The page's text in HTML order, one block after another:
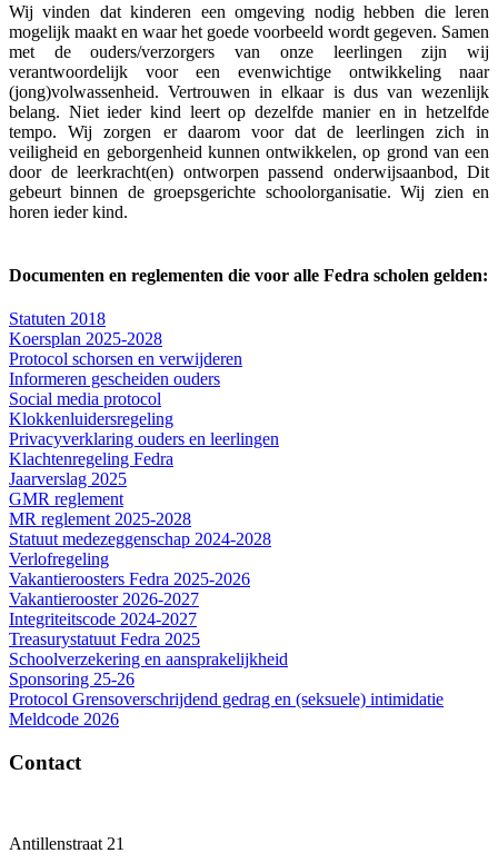
Wij vinden dat kinderen een omgeving nodig hebben die leren
mogelijk maakt en waar het goede voorbeeld wordt gegeven. Samen
met de ouders/verzorgers van onze leerlingen zijn wij
verantwoordelijk voor een evenwichtige ontwikkeling naar
(jong)volwassenheid. Vertrouwen in elkaar is dus van wezenlijk
belang. Niet ieder kind leert op dezelfde manier en in hetzelfde
tempo. Wij zorgen er daarom voor dat de leerlingen zich in
veiligheid en geborgenheid kunnen ontwikkelen, op grond van een
door de leerkracht(en) ontworpen passend onderwijsaanbod, Dit
gebeurt binnen de groepsgerichte schoolorganisatie. Wij zien en
horen ieder kind.
Documenten en reglementen die voor alle Fedra scholen gelden:
Statuten 2018
Koersplan 2025-2028
Protocol schorsen en verwijderen
Informeren gescheiden ouders
Social media protocol
Klokkenluidersregeling
Privacyverklaring ouders en leerlingen
Klachtenregeling Fedra
Jaarverslag 2025
GMR reglement
MR reglement 2025-2028
Statuut medezeggenschap 2024-2028
Verlofregeling
Vakantieroosters Fedra 2025-2026
Vakantierooster 2026-2027
Integriteitscode 2024-2027
Treasurystatuut Fedra 2025
Schoolverzekering en aansprakelijkheid
Sponsoring 25-26
Protocol Grensoverschrijdend gedrag en (seksuele) intimidatie
Meldcode 2026
Contact
Antillenstraat 21